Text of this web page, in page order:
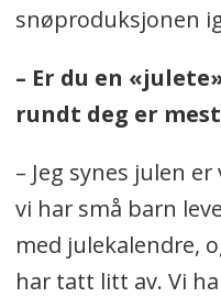
snøproduksjonen
– Er du en
rundt deg er
– Jeg synes julen
vi har små barn
med julekalendre,
har tatt litt av. Vi